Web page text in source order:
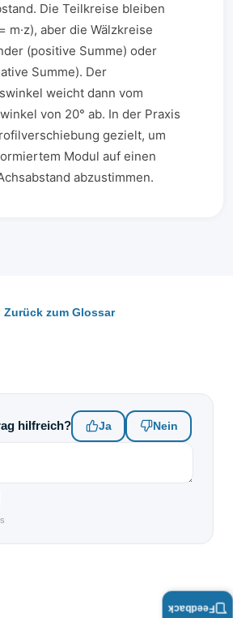
Die Teilkreise bleiben
m·z), aber die Wälzkreise
(positive Summe) oder
Summe). Der
weicht dann vom
von 20° ab. In der Praxis
gezielt, um
Modul auf einen
abzustimmen.
Zurück zum Glossar
hilfreich? Ja Nein
Feedback